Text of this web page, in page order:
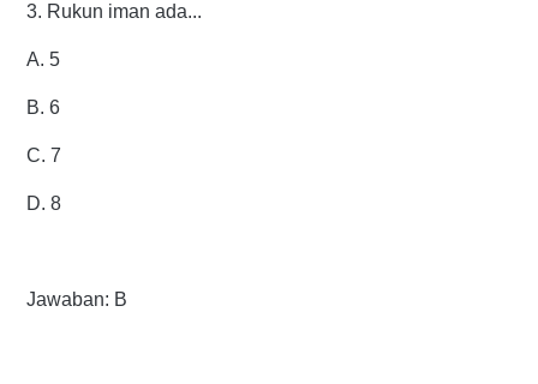
3. Rukun iman ada...
A. 5
B. 6
C. 7
D. 8
Jawaban: B